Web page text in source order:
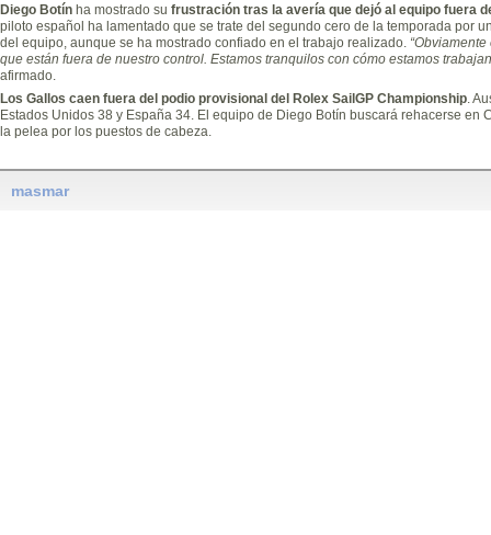
Diego Botín ha mostrado su frustración tras la avería que dejó al equipo fuera
piloto español ha lamentado que se trate del segundo cero de la temporada por
del equipo, aunque se ha mostrado confiado en el trabajo realizado.
que están fuera de nuestro control. Estamos tranquilos con cómo estamos
afirmado.
Los Gallos caen fuera del podio provisional del Rolex SailGP Championship.
Estados Unidos 38 y España 34. El equipo de Diego Botín buscará rehacerse en
la pelea por los puestos de cabeza.
masmar